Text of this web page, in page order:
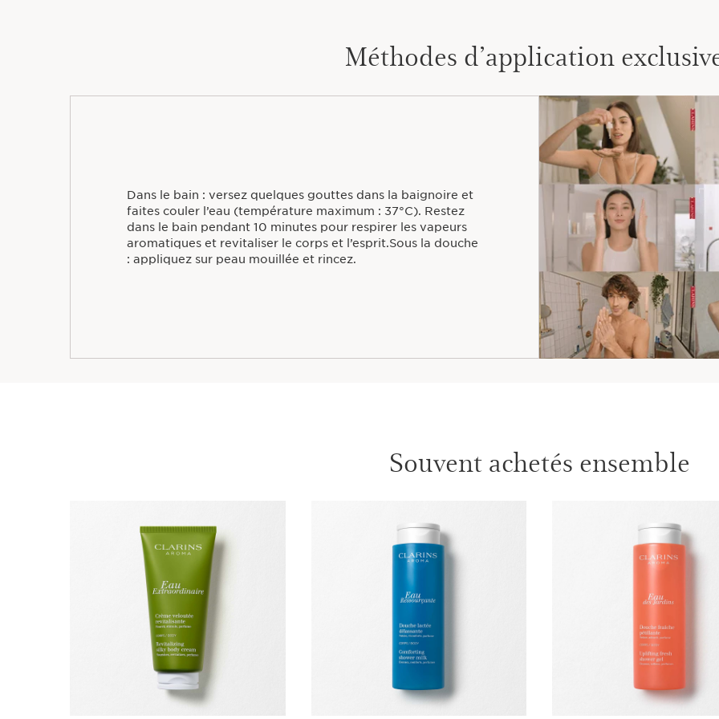
Méthodes d’application
Dans le bain : versez quelques gouttes dans la baignoire et
faites couler l’eau (température maximum : 37°C). Restez
dans le bain pendant 10 minutes pour respirer les vapeurs
aromatiques et revitaliser le corps et l’esprit.Sous la douche
: appliquez sur peau mouillée et rincez.
Souvent achetés ensemble